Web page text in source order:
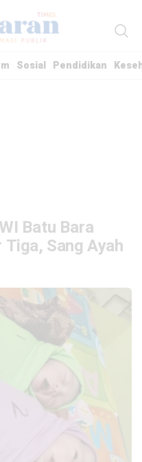
Sosial Pendidikan
Batu Bara
Sang Ayah